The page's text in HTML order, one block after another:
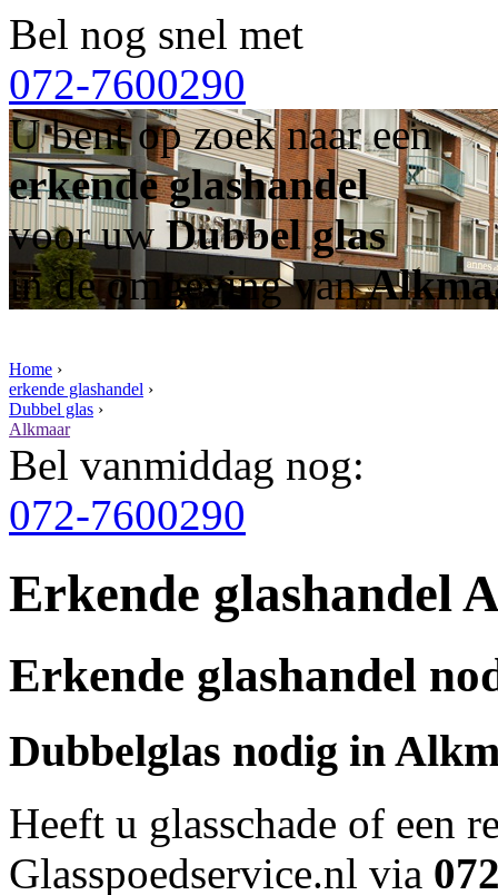
Bel nog snel met
072-7600290
U bent op zoek naar een
erkende glashandel
voor uwDubbel glas
in de omgeving van
Home ›
erkende glashandel ›
Dubbel glas ›
Alkmaar
Bel vanmiddag nog:
072-7600290
Erkende glashandel
Erkende glashandel
Dubbelglas nodig in
Heeft u glasschade of een
Glasspoedservice.nl via